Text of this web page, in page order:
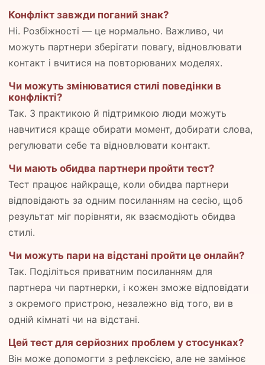
Конфлікт завжди поганий знак?
Ні. Розбіжності — це нормально. Важливо, чи
можуть партнери зберігати повагу, відновлювати
контакт і вчитися на повторюваних моделях.
Чи можуть змінюватися стилі поведінки в
конфлікті?
Так. З практикою й підтримкою люди можуть
навчитися краще обирати момент, добирати слова,
регулювати себе та відновлювати контакт.
Чи мають обидва партнери пройти тест?
Тест працює найкраще, коли обидва партнери
відповідають за одним посиланням на сесію, щоб
результат міг порівняти, як взаємодіють обидва
стилі.
Чи можуть пари на відстані пройти це онлайн?
Так. Поділіться приватним посиланням для
партнера чи партнерки, і кожен зможе відповідати
з окремого пристрою, незалежно від того, ви в
одній кімнаті чи на відстані.
Цей тест для серйозних проблем у стосунках?
Він може допомогти з рефлексією, але не замінює